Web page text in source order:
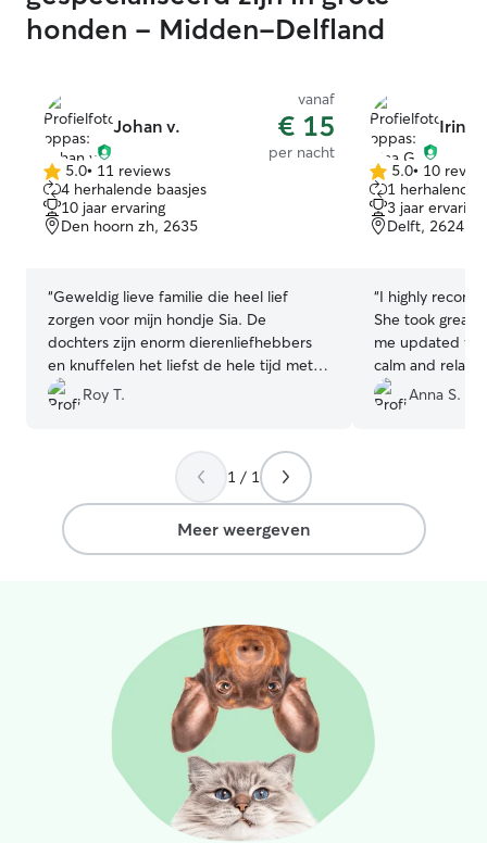
honden - Midden-Delfland
Johan v.
vanaf
€ 15
per nacht
5.0
van
5
sterren
5.0• 11 reviews
4 herhalende baasjes
10 jaar ervaring
Den hoorn zh, 2635
“Geweldig lieve familie die heel lief
zorgen voor mijn hondje Sia. De
dochters zijn enorm dierenliefhebbers
en knuffelen het liefst de hele tijd met
haar.
”Roy T.
Irina
5.0
van
5
sterren
5.0• 10
1 herhalend
3 jaar ervaring
Delft, 2624
“I highly
She took great
me updated
calm and
I'll use her
Anna S.
1 / 1
Meer weergeven